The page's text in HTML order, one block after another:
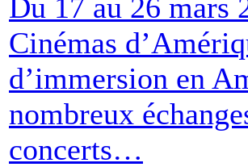
Du 17 au 26 mars
Cinémas
d’immersion en
nombreux
concerts…